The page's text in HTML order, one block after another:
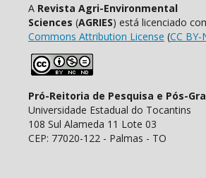
A Revista Agri-Environmental
Sciences (AGRIES) está licenciado
Commons Attribution License (CC BY-
Pró-Reitoria de Pesquisa e Pós-
Universidade Estadual do Tocantins
108 Sul Alameda 11 Lote 03
CEP: 77020-122 - Palmas - TO